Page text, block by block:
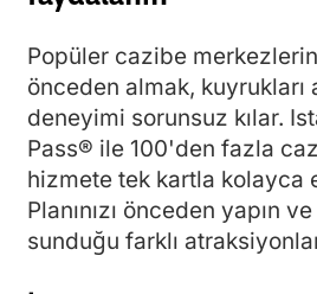
Popüler cazibe
önceden almak, kuyrukları
deneyimi sorunsuz kılar.
Pass® ile 100'den fazla
hizmete tek kartla kolayca
Planınızı önceden yapın
sunduğu farklı